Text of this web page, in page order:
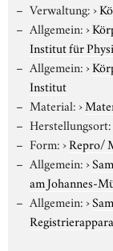
Verwaltung:›
Allgemein:›
Institut für
Allgemein:›
Institut
Material:›
Herstellungsort:
Form:›Repro/
Allgemein:›
am Johannes-
Allgemein:›